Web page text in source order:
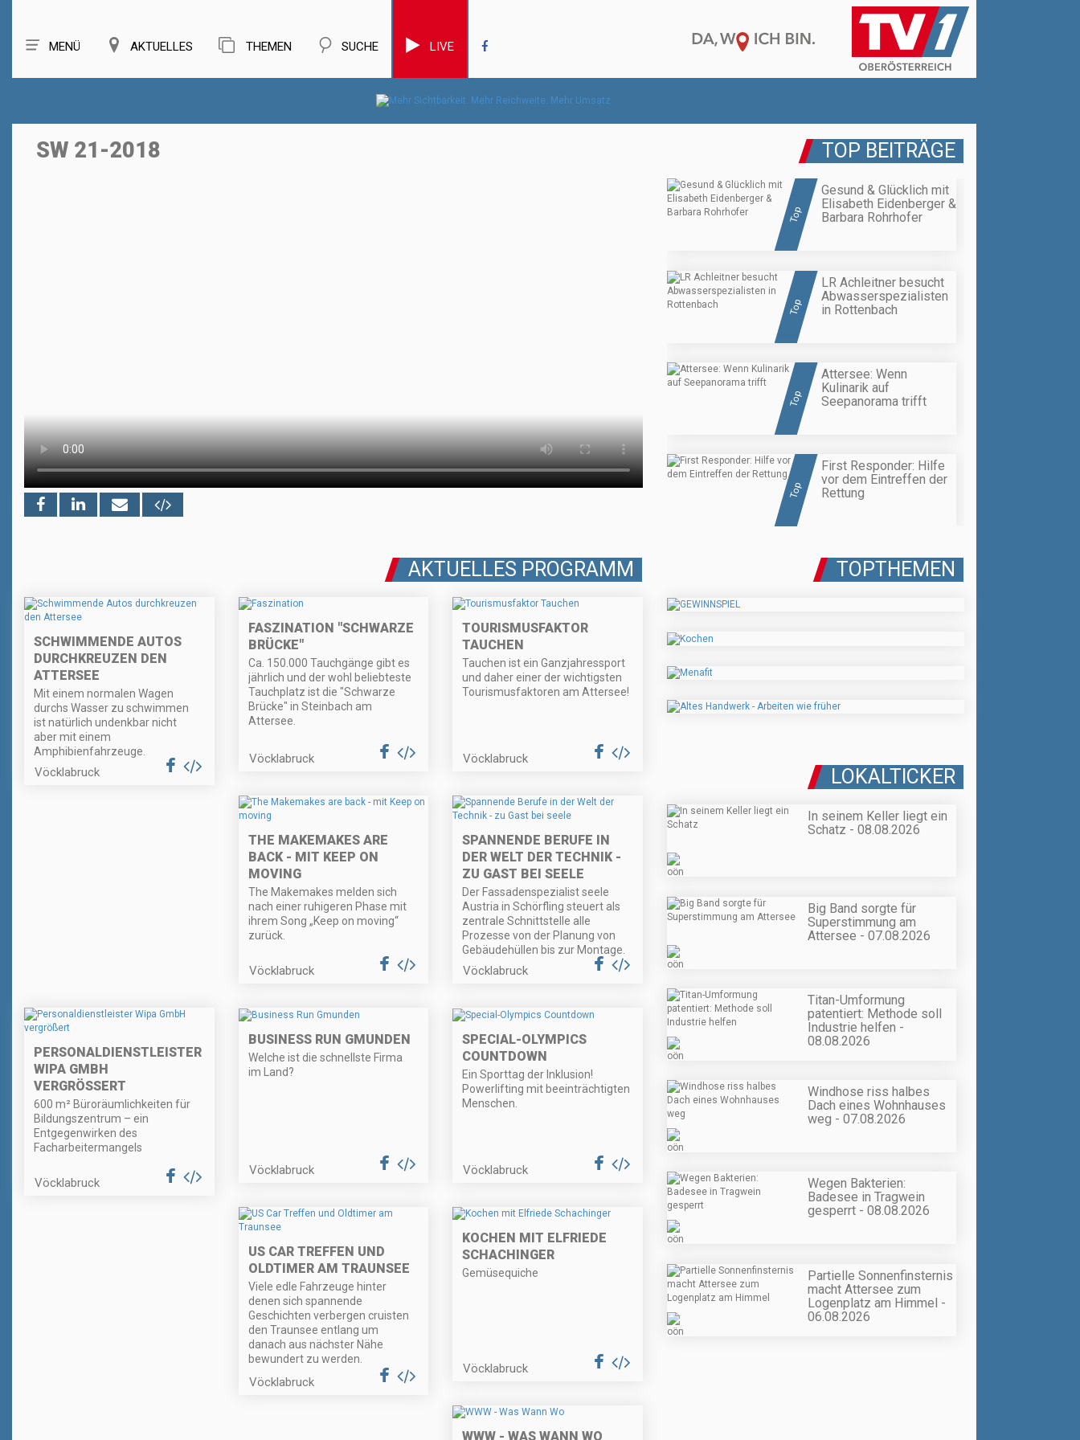
MENÜ AKTUELLES THEMEN SUCHE LIVE
SW 21-2018 TOP BEITRÄGE
Top
Gesund & Glücklich mit
Elisabeth Eidenberger &
Barbara Rohrhofer
Top
LR Achleitner besucht
Abwasserspezialisten
in Rottenbach
Top
Attersee: Wenn
Kulinarik auf
Seepanorama trifft
Top
First Responder: Hilfe
vor dem Eintreffen der
Rettung
AKTUELLES PROGRAMM
SCHWIMMENDE AUTOS
DURCHKREUZEN DEN
ATTERSEE
Mit einem normalen Wagen
durchs Wasser zu schwimmen
ist natürlich undenkbar nicht
aber mit einem
Amphibienfahrzeuge.
Vöcklabruck
FASZINATION "SCHWARZE
BRÜCKE"
Ca. 150.000 Tauchgänge gibt es
jährlich und der wohl beliebteste
Tauchplatz ist die "Schwarze
Brücke" in Steinbach am
Attersee.
Vöcklabruck
TOURISMUSFAKTOR
TAUCHEN
Tauchen ist ein Ganzjahressport
und daher einer der wichtigsten
Tourismusfaktoren am Attersee!
Vöcklabruck
THE MAKEMAKES ARE
BACK - MIT KEEP ON
MOVING
The Makemakes melden sich
nach einer ruhigeren Phase mit
ihrem Song „Keep on moving“
zurück.
Vöcklabruck
SPANNENDE BERUFE IN
DER WELT DER TECHNIK -
ZU GAST BEI SEELE
Der Fassadenspezialist seele
Austria in Schörfling steuert als
zentrale Schnittstelle alle
Prozesse von der Planung von
Gebäudehüllen bis zur Montage.
Vöcklabruck
PERSONALDIENSTLEISTER
WIPA GMBH
VERGRÖSSERT
600 m² Büroräumlichkeiten für
Bildungszentrum – ein
Entgegenwirken des
Facharbeitermangels
Vöcklabruck
BUSINESS RUN GMUNDEN
Welche ist die schnellste Firma
im Land?
Vöcklabruck
SPECIAL-OLYMPICS
COUNTDOWN
Ein Sporttag der Inklusion!
Powerlifting mit beeinträchtigten
Menschen.
Vöcklabruck
US CAR TREFFEN UND
OLDTIMER AM TRAUNSEE
Viele edle Fahrzeuge hinter
denen sich spannende
Geschichten verbergen cruisten
den Traunsee entlang um
danach aus nächster Nähe
bewundert zu werden.
Vöcklabruck
KOCHEN MIT ELFRIEDE
SCHACHINGER
Gemüsequiche
Vöcklabruck
WWW - WAS WANN WO
TOPTHEMEN
LOKALTICKER
In seinem Keller liegt ein
Schatz - 08.08.2026
Big Band sorgte für
Superstimmung am
Attersee - 07.08.2026
Titan-Umformung
patentiert: Methode soll
Industrie helfen -
08.08.2026
Windhose riss halbes
Dach eines Wohnhauses
weg - 07.08.2026
Wegen Bakterien:
Badesee in Tragwein
gesperrt - 08.08.2026
Partielle Sonnenfinsternis
macht Attersee zum
Logenplatz am Himmel -
06.08.2026